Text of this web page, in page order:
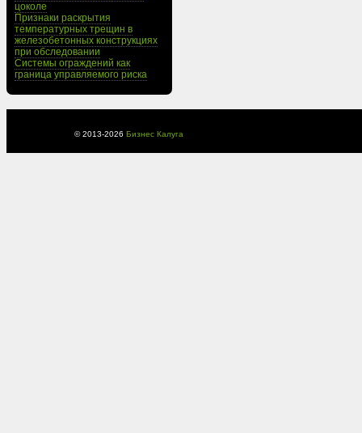
цоколе
Признаки раскрытия
температурных трещин в
железобетонных конструкциях
при обследовании
Системы ограждений как
граница управляемого риска
© 2013-2026 Бизнес Калуга